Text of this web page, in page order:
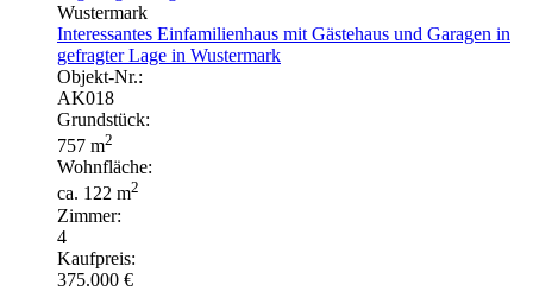
Wustermark
Interessantes Einfamilienhaus mit Gästehaus und Garagen in
gefragter Lage in Wustermark
Objekt-Nr.:
AK018
Grundstück:
757 m2
Wohnfläche:
ca. 122 m2
Zimmer:
4
Kaufpreis:
375.000 €